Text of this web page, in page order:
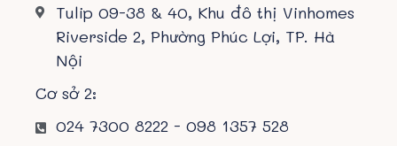
Tulip 09-38 & 40, Khu đô thị Vinhomes
Riverside 2, Phường Phúc Lợi, TP. Hà
Nội
Cơ sở 2:
024 7300 8222 - 098 1357 528